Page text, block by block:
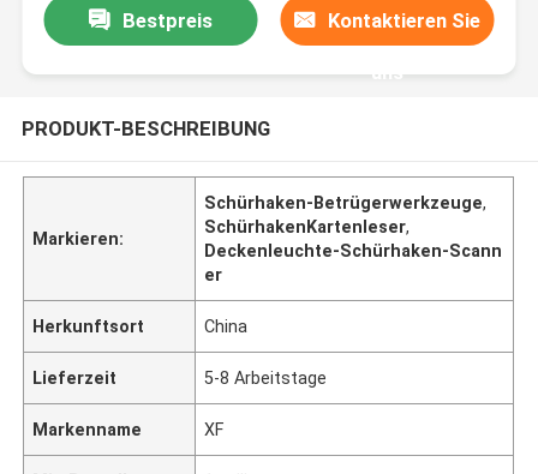
Bestpreis Kontaktieren Sie
uns
PRODUKT-BESCHREIBUNG
Markieren:
Schürhaken-Betrügerwerkzeuge,
SchürhakenKartenleser,
Deckenleuchte-Schürhaken-Scann
er
Herkunftsort China
Lieferzeit 5-8 Arbeitstage
Markenname XF